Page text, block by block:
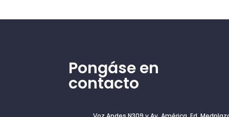
Pongáse en
contacto